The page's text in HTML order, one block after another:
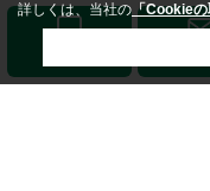
詳しくは、当社の 「Cookie